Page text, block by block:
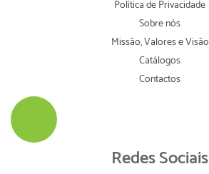
Política de Privacidade
Sobre nós
Missão, Valores e Visão
Catálogos
Contactos
Redes Sociais